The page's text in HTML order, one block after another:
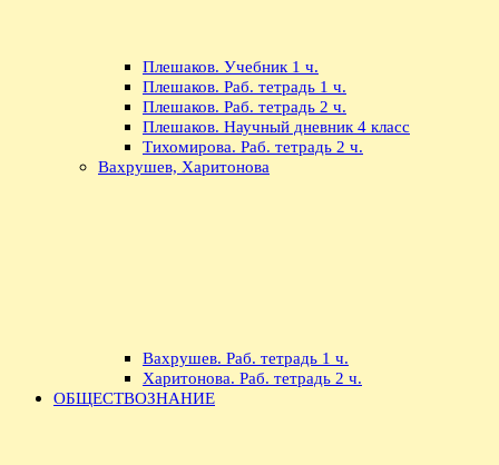
Плешаков. Учебник 1 ч.
Плешаков. Раб. тетрадь 1 ч.
Плешаков. Раб. тетрадь 2 ч.
Плешаков. Научный дневник 4 класс
Тихомирова. Раб. тетрадь 2 ч.
Вахрушев, Харитонова
Вахрушев. Раб. тетрадь 1 ч.
Харитонова. Раб. тетрадь 2 ч.
ОБЩЕСТВОЗНАНИЕ